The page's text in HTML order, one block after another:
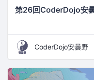
第26回CoderDojo安
CoderDojo安曇野